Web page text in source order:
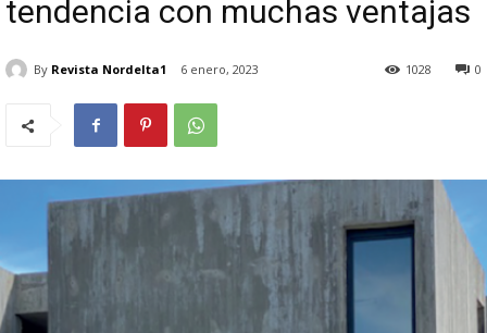
tendencia con muchas ventajas
By Revista Nordelta1 6 enero, 2023 0
1028